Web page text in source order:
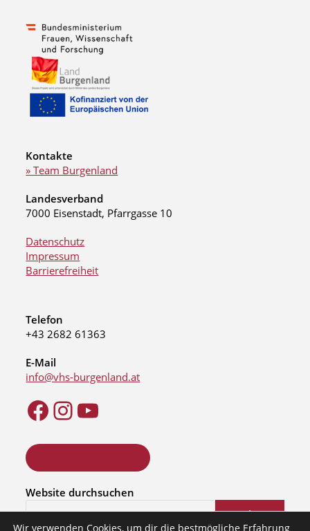
Kontakte
» Team Burgenland
Landesverband
7000 Eisenstadt, Pfarrgasse 10
Datenschutz
Impressum
Barrierefreiheit
Telefon
+43 2682 61363
E-Mail
info@vhs-burgenland.at
Website durchsuchen
Suchen
Wir verwenden Cookies, um dir die bestmögliche Erfahrung